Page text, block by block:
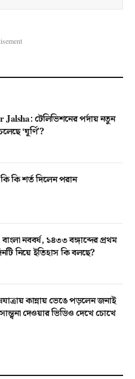
টেলিভিশনের পর্দায় নতুন
‘ঘূর্ণি’?
কি শর্ত দিলেন পরান
নববর্ষ, ১৪৩৩ বঙ্গাব্দের প্রথম
নিয়ে ইতিহাস কি বলছে?
কান্নায় ভেঙে পড়লেন জনাই
দেওয়ার ভিডিও দেখে চোখে